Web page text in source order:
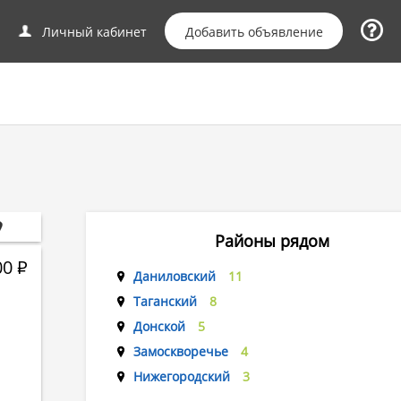
Личный кабинет Добавить объявление
Р
Районы рядом
Даниловский
11
Таганский
8
Донской
5
Замоскворечье
4
Нижегородский
3